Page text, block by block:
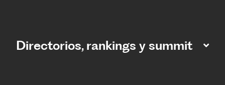
Directorios, rankings y summit